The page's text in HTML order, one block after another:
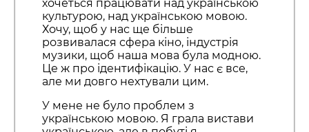
хочеться працювати над українською
культурою, над українською мовою.
Хочу, щоб у нас ще більше
розвивалася сфера кіно, індустрія
музики, щоб наша мова була модною.
Це ж про ідентифікацію. У нас є все,
але ми довго нехтували цим.
У мене не було проблем з
українською мовою. Я грала вистави